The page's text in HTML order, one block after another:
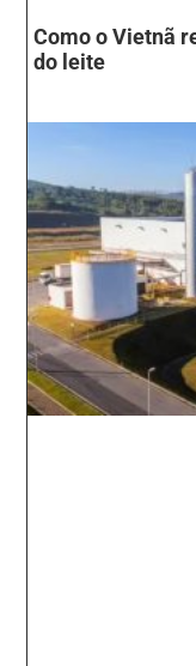
Como o Vietnã
do leite